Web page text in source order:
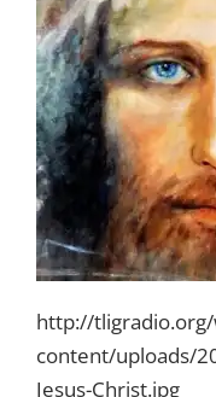
http://
content/uploads/
Jesus-Christ.jpg